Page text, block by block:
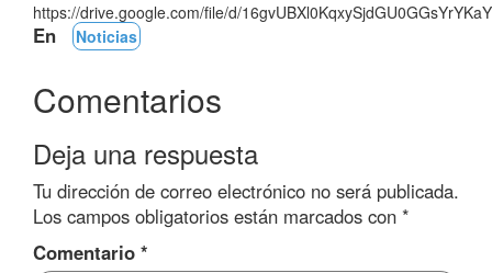
https://drive.google.com/file/d/
En Noticias
Comentarios
Deja una respuesta
Tu dirección de correo electrónico no será publicada.
Los campos obligatorios están marcados con *
Comentario *